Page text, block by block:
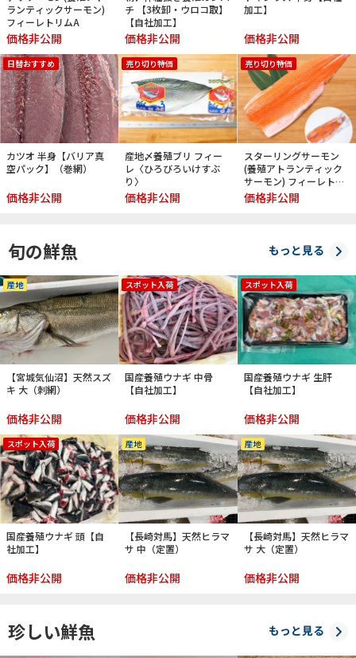
ランティックサーモン)
フィーレトリムA
価格非公開
チ 【3枚卸・ウロコ取】
【自社加工】
価格非公開
加工】
価格非公開
日替おすすめ
カツオ 半身【バリア真
空パック】（巻網）
価格非公開
売り切り特価
産地〆養殖ブリ フィー
レ〈ひろびろいけすぶ
り〉
価格非公開
売り切り特価
スターリングサーモン
(養殖アトランティック
サーモン) フィーレトリ
ムC【半身】
価格非公開
旬の鮮魚 もっと見る
産地
【宮城気仙沼】天然スズ
キ 大（刺網）
価格非公開
スポット入荷
国産養殖ウナギ 中骨
【自社加工】
価格非公開
スポット入荷
国産養殖ウナギ 生肝
【自社加工】
価格非公開
スポット入荷
国産養殖ウナギ 頭【自
社加工】
価格非公開
産地
【長崎対馬】天然ヒラマ
サ 中（定置）
価格非公開
産地
【長崎対馬】天然ヒラマ
サ 大（定置）
価格非公開
珍しい鮮魚 もっと見る